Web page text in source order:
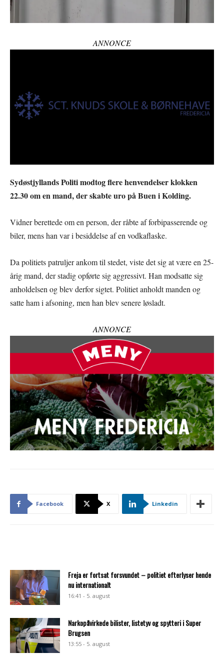
ANNONCE
Sydøstjyllands Politi modtog flere henvendelser klokken
22.30 om en mand, der skabte uro på Buen i Kolding.
Vidner berettede om en person, der råbte af forbipasserende og
biler, mens han var i besiddelse af en vodkaflaske.
Da politiets patruljer ankom til stedet, viste det sig at være en 25-
årig mand, der stadig opførte sig aggressivt. Han modsatte sig
anholdelsen og blev derfor sigtet. Politiet anholdt manden og
satte ham i afsoning, men han blev senere løsladt.
ANNONCE
Facebook X Linkedin
Freja er fortsat forsvundet – politiet efterlyser hende
nu internationalt
16:41 - 5. august
Narkopåvirkede bilister, listetyv og spytteri i Super
Brugsen
13:55 - 5. august